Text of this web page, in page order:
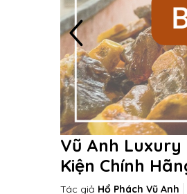
Vũ Anh Luxury
Kiện Chính
Tác giả Hổ Phách Vũ Anh